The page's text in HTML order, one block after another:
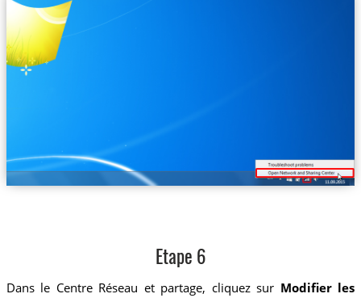
Etape 6
Dans le Centre Réseau et partage, cliquez sur Modifier les